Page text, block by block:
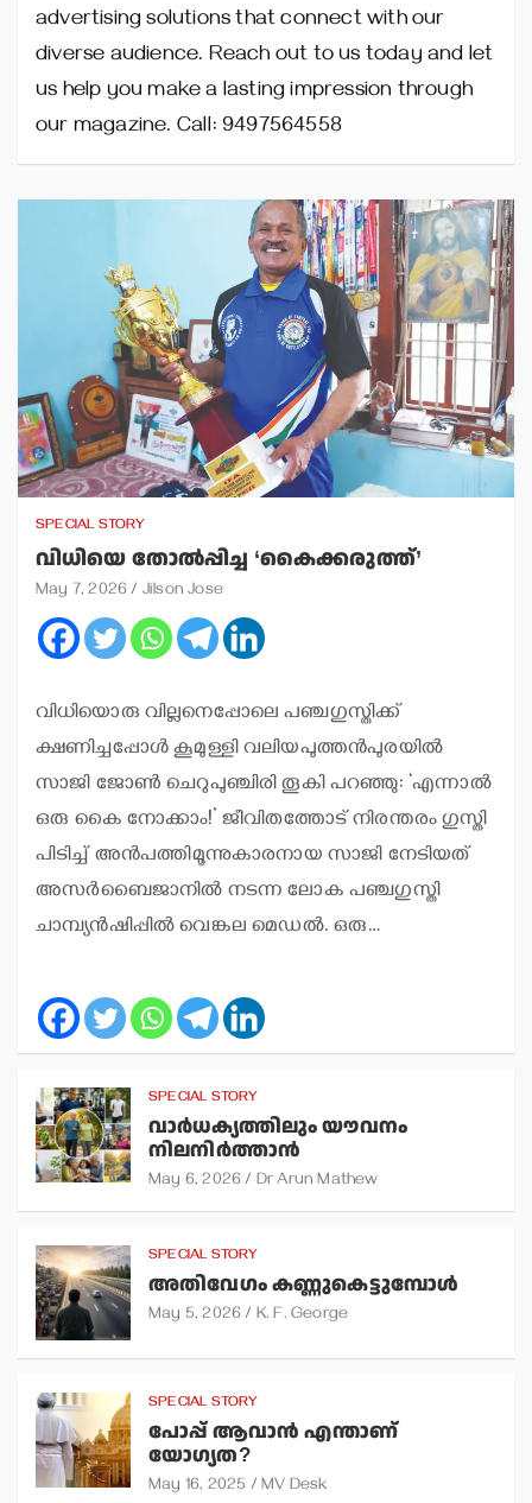
advertising solutions that connect with our
diverse audience. Reach out to us today and let
us help you make a lasting impression through
our magazine. Call: 9497564558
SPECIAL STORY
വിധിയെ തോല്‍പ്പിച്ച ‘കൈക്കരുത്ത്’
May 7, 2026 Jilson Jose
വിധിയൊരു വില്ലനെപ്പോലെ പഞ്ചഗുസ്തിക്ക്
ക്ഷണിച്ചപ്പോള്‍ കൂമുള്ളി വലിയപുത്തന്‍പുരയില്‍
സാജി ജോണ്‍ ചെറുപുഞ്ചിരി തൂകി പറഞ്ഞു: ‘എന്നാല്‍
ഒരു കൈ നോക്കാം!’ ജീവിതത്തോട് നിരന്തരം ഗുസ്തി
പിടിച്ച് അന്‍പത്തിമൂന്നുകാരനായ സാജി നേടിയത്
അസര്‍ബൈജാനില്‍ നടന്ന ലോക പഞ്ചഗുസ്തി
ചാമ്പ്യന്‍ഷിപ്പില്‍ വെങ്കല മെഡല്‍. ഒരു…
SPECIAL STORY
വാര്‍ധക്യത്തിലും യൗവനം
നിലനിര്‍ത്താന്‍
May 6, 2026 Dr Arun Mathew
SPECIAL STORY
അതിവേഗം കണ്ണുകെട്ടുമ്പോള്‍
May 5, 2026 K. F. George
SPECIAL STORY
പോപ്പ് ആവാന്‍ എന്താണ്
യോഗ്യത?
May 16, 2025 MV Desk